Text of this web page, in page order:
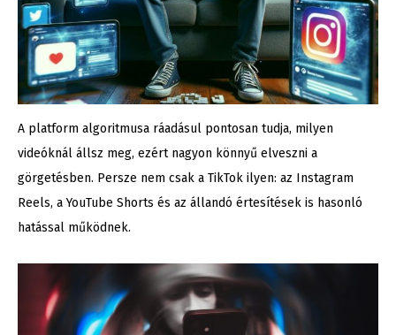
A platform algoritmusa ráadásul pontosan tudja, milyen
videóknál állsz meg, ezért nagyon könnyű elveszni a
görgetésben. Persze nem csak a TikTok ilyen: az Instagram
Reels, a YouTube Shorts és az állandó értesítések is hasonló
hatással működnek.